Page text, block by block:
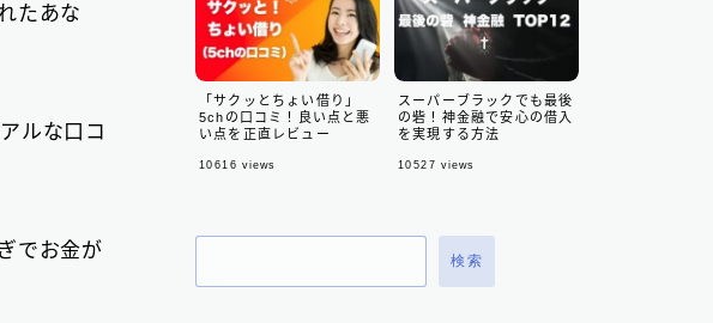
たあな
ルな口コ
でお金が
「サクッとちょい借り」
5chの口コミ！良い点と悪
い点を正直レビュー
10616 views
スーパーブラックでも最後
の砦！神金融で安心の借入
を実現する方法
10527 views
検索